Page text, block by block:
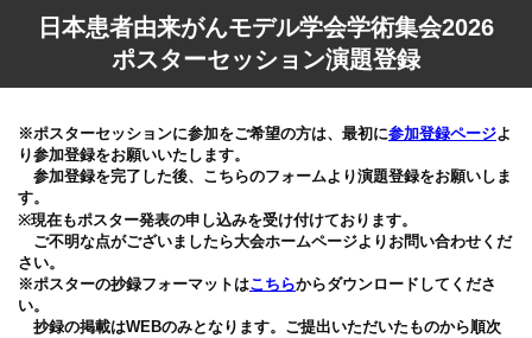
日本患者由来がんモデル学会学術集会2026
ポスターセッション演題登録
※ポスターセッションに参加をご希望の方は、最初に参加登録ページよ
り参加登録をお願いいたします。
参加登録を完了した後、こちらのフォームより演題登録をお願いしま
す。
※現在もポスター発表の申し込みを受け付けております。
ご不明な点がございましたら大会ホームページよりお問い合わせくだ
さい。
※ポスターの抄録フォーマットはこちらからダウンロードしてくださ
い。
抄録の掲載はWEBのみとなります。ご提出いただいたものから順次